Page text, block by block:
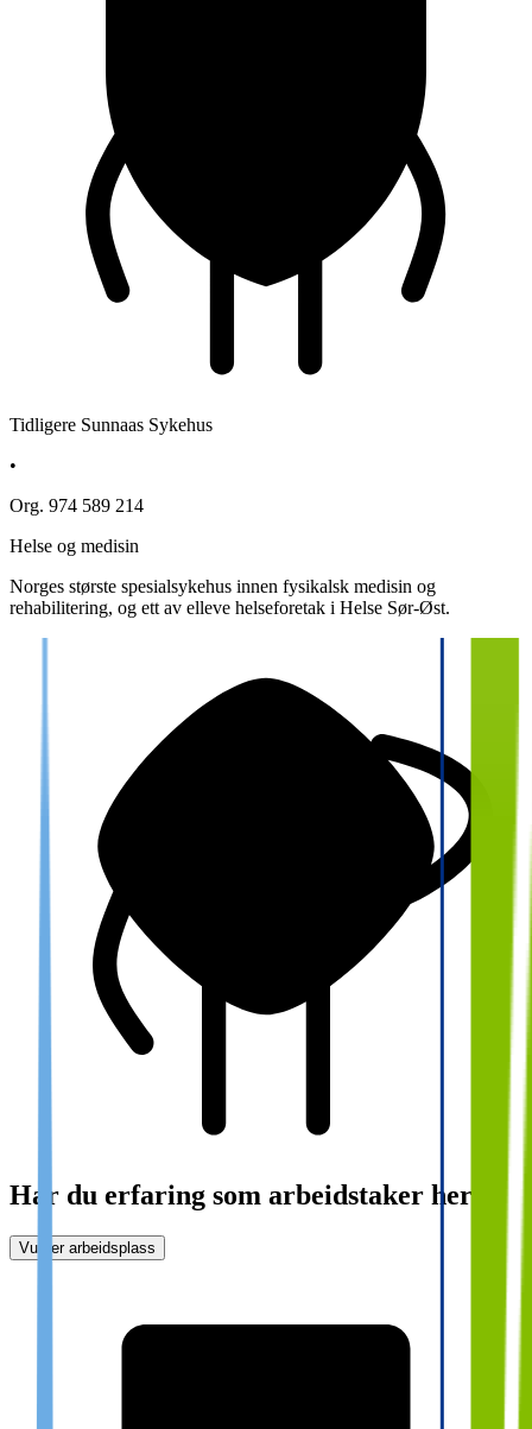
Tidligere Sunnaas Sykehus
•
Org. 974 589 214
Helse og medisin
Norges største spesialsykehus innen fysikalsk medisin og
rehabilitering, og ett av elleve helseforetak i Helse Sør-Øst.
Har du erfaring som arbeidstaker her?
Vurder arbeidsplass